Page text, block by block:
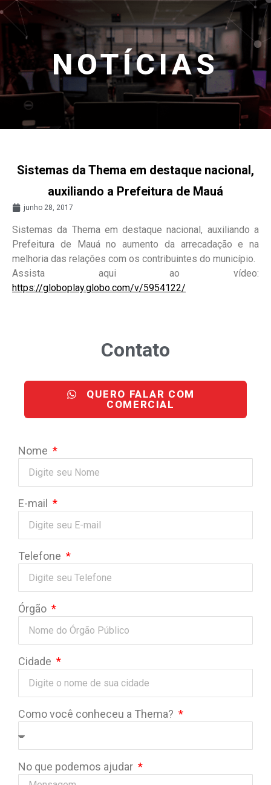
NOTÍCIAS
Sistemas da Thema em destaque nacional,
auxiliando a Prefeitura de Mauá
junho 28, 2017
Sistemas da Thema em destaque nacional, auxiliando a
Prefeitura de Mauá no aumento da arrecadação e na
melhoria das relações com os contribuintes do município.
Assista aqui ao vídeo:
https://globoplay.globo.com/v/5954122/
Contato
QUERO FALAR COM
COMERCIAL
Nome
E-mail
Telefone
Órgão
Cidade
Como você conheceu a Thema?
No que podemos ajudar